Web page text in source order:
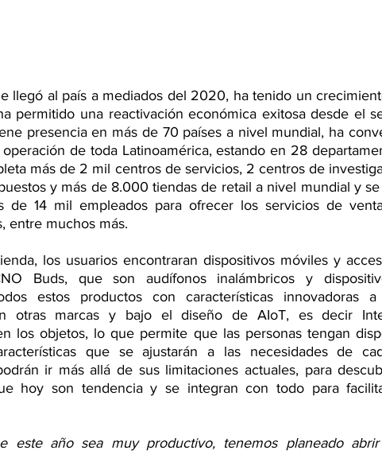
llegó al país a mediados del 2020, ha tenido un
permitido una reactivación económica exitosa desde el
presencia en más de 70 países a nivel mundial, ha
de toda Latinoamérica, estando en 28
más de 2 mil centros de servicios, 2 centros de
y más de 8.000 tiendas de retail a nivel mundial y
de 14 mil empleados para ofrecer los servicios de
entre muchos más.
los usuarios encontraran dispositivos móviles y
Buds, que son audífonos inalámbricos y
estos productos con características innovadoras
otras marcas y bajo el diseño de AIoT, es decir
los objetos, lo que permite que las personas tengan
que se ajustarán a las necesidades de
ir más allá de sus limitaciones actuales, para
hoy son tendencia y se integran con todo para
este año sea muy productivo, tenemos planeado